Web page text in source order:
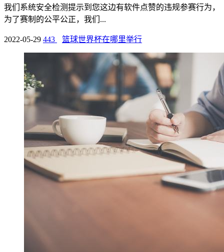
我们系统安全检测提示到您这边有软件点赞的违规参赛行为，
为了赛制的公平公正，我们...
2022-05-29 443 篮球世界杯在哪里举行